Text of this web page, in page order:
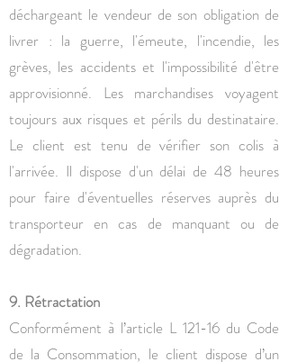
déchargeant le vendeur de son obligation de
livrer : la guerre, l'émeute, l'incendie, les
grèves, les accidents et l'impossibilité d'être
approvisionné. Les marchandises voyagent
toujours aux risques et périls du destinataire.
Le client est tenu de vérifier son colis à
l'arrivée. Il dispose d'un délai de 48 heures
pour faire d'éventuelles réserves auprès du
transporteur en cas de manquant ou de
dégradation.
9. Rétractation
Conformément à l’article L 121-16 du Code
de la Consommation, le client dispose d’un